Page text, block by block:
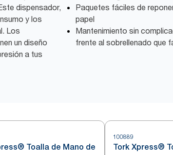
dispensador,
y los
Los
un diseño
a tus
Paquetes fáciles de
papel
Mantenimiento sin
frente al sobrellenado que
Toalla de Mano de
100889
Tork Xpress®